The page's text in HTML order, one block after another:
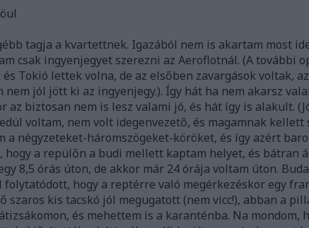
tagja a kvartettnek. Igazából nem is akartam most
csak ingyenjegyet szerezni az Aeroflotnál. (A további
és Tokió lettek volna, de az elsőben zavargások voltak,
jól jött ki az ingyenjegy.). Így hát ha nem akarsz
az biztosan nem is lesz valami jó, és hát így is alakult.
voltam, nem volt idegenvezető, és magamnak kellett
a négyzeteket-háromszögeket-köröket, és így azért
hogy a repülőn a budi mellett kaptam helyet, és bátran
8,5 órás úton, de akkor már 24 órája voltam úton.
folytatódott, hogy a reptérre való megérkezéskor egy
szaros kis tacskó jól megugatott (nem vicc!), abban a
és mehettem is a karanténba. Na mondom,